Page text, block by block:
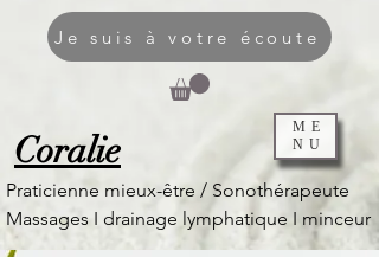
ME
NU
Praticienne mieux-être / Sonothérapeute
Massages I drainage lymphatique I minceur
Coralie
Je suis à votre écoute